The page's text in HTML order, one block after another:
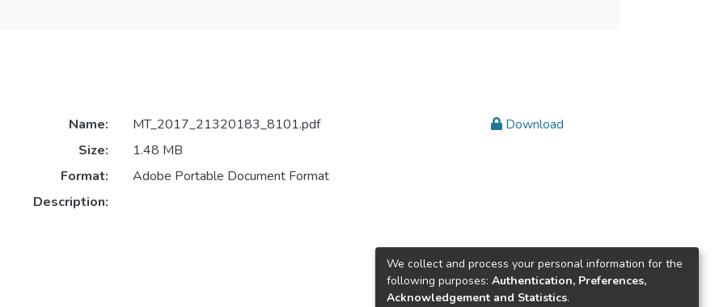
Name:
MT_2017_21320183_8101.pdf
Size:
1.48 MB
Format:
Adobe Portable Document Format
Description:
Download
We collect and process your personal information for the
following purposes: Authentication, Preferences,
Acknowledgement and Statistics.